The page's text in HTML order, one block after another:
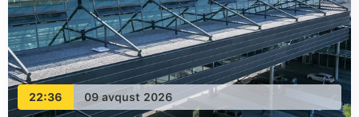
22:36 09 avqust 2026